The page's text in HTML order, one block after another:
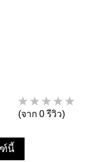
(จาก 0 รีวิว)
ฑ์นี้